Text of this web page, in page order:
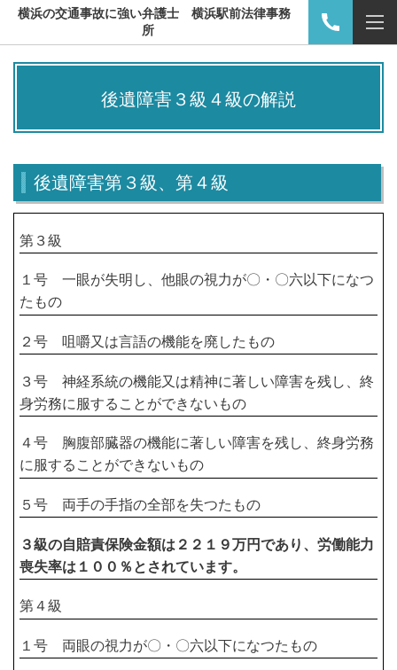
横浜の交通事故に強い弁護士 横浜駅前法律事務
所
後遺障害３級４級の解説
後遺障害第３級、第４級
第３級
１号 一眼が失明し、他眼の視力が〇・〇六以下になつ
たもの
２号 咀嚼又は言語の機能を廃したもの
３号 神経系統の機能又は精神に著しい障害を残し、終
身労務に服することができないもの
４号 胸腹部臓器の機能に著しい障害を残し、終身労務
に服することができないもの
５号 両手の手指の全部を失つたもの
３級の自賠責保険金額は２２１９万円であり、労働能力
喪失率は１００％とされています。
第４級
１号 両眼の視力が〇・〇六以下になつたもの